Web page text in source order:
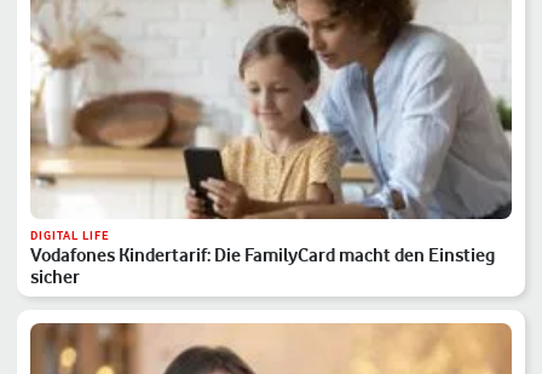
DIGITAL LIFE
Vodafones Kindertarif: Die FamilyCard macht den Einstieg
sicher